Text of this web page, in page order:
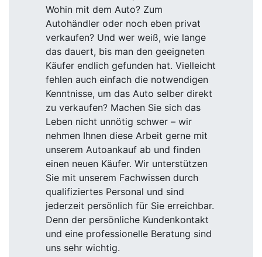
Wohin mit dem Auto? Zum
Autohändler oder noch eben privat
verkaufen? Und wer weiß, wie lange
das dauert, bis man den geeigneten
Käufer endlich gefunden hat. Vielleicht
fehlen auch einfach die notwendigen
Kenntnisse, um das Auto selber direkt
zu verkaufen? Machen Sie sich das
Leben nicht unnötig schwer – wir
nehmen Ihnen diese Arbeit gerne mit
unserem Autoankauf ab und finden
einen neuen Käufer. Wir unterstützen
Sie mit unserem Fachwissen durch
qualifiziertes Personal und sind
jederzeit persönlich für Sie erreichbar.
Denn der persönliche Kundenkontakt
und eine professionelle Beratung sind
uns sehr wichtig.